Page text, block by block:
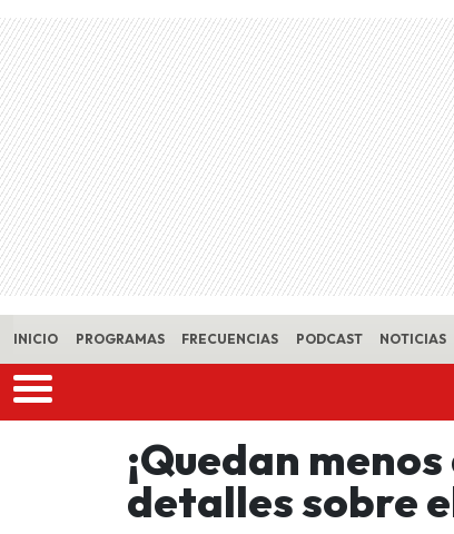
Skip to main content
INICIO PROGRAMAS FRECUENCIAS PODCAST NOTICIAS
¡Quedan
detalles sobre